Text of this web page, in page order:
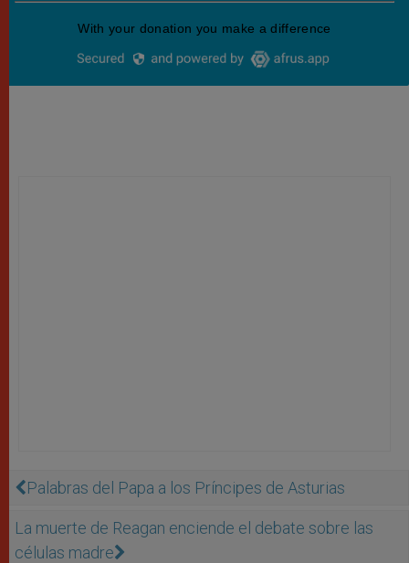
Palabras del Papa a los Príncipes de Asturias
La muerte de Reagan enciende el debate sobre las
células madre